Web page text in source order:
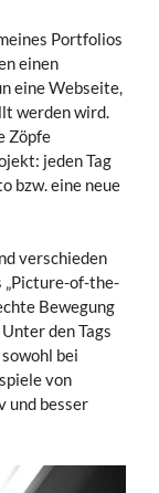
Portfolios
einen
eine Webseite,
werden wird.
Zöpfe
jeden Tag
bzw. eine neue
verschieden
„Picture-of-the-
Bewegung
den Tags
bei
von
und besser